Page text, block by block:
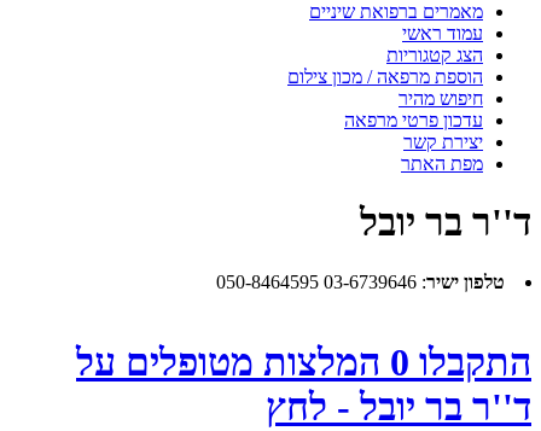
מאמרים ברפואת שיניים
עמוד ראשי
הצג קטגוריות
הוספת מרפאה / מכון צילום
חיפוש מהיר
עדכון פרטי מרפאה
יצירת קשר
מפת האתר
ד''ר בר יובל
טלפון ישיר:
03-6739646 050-8464595
התקבלו 0 המלצות מטופלים על
ד''ר בר יובל - לחץ